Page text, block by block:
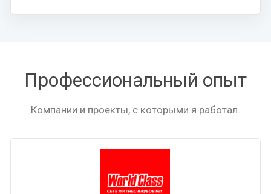
Профессиональный опыт
Компании и проекты, с которыми я работал.